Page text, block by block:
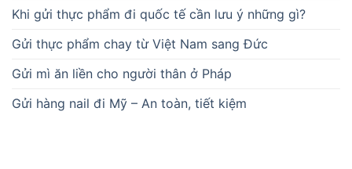
Khi gửi thực phẩm đi quốc tế cần lưu ý những gì?
Gửi thực phẩm chay từ Việt Nam sang Đức
Gửi mì ăn liền cho người thân ở Pháp
Gửi hàng nail đi Mỹ – An toàn, tiết kiệm